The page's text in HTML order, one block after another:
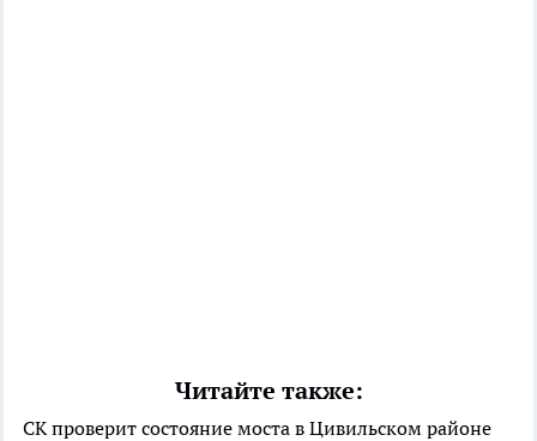
Читайте также:
СК проверит состояние моста в Цивильском районе